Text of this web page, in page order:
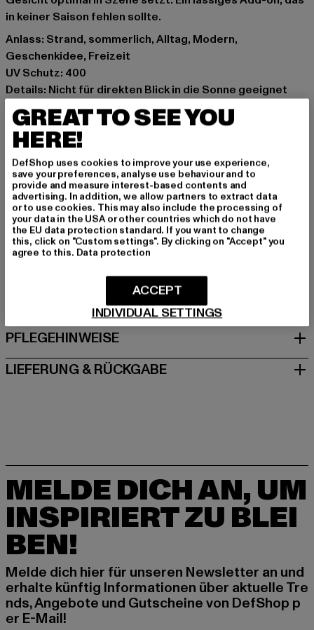
in keiner Saison fehlen sollte.
Anlass: Strand, sommerlich, Alltag, Modern,
Geschenkidee, Freizeit
UV Schutz: 400
Details: Nicht für direkten Blick in die Sonne geeignet
Marke: Urban Classics
Kat.: Accessoires
Farbe: silberfarben
Hersteller Farbe: silver/silver
Materialzusammensetzung: 100% Rostfreier Stahl
Art.Nr: TB5171-03728
Hersteller: TB International GmbH |info@tbint.de
Dr.-Robert-Murjahn-Straße 7 | 64372 Ober-Ramstadt |
DE
GRÖSSE & PASSFORM
PFLEGEHINWEISE
LIEFERUNG & RÜCKGABE
MELDE DICH AN, UM
INSPIRIERT ZU BLEI
BEN!
Melde dich hier für unseren Newsletter an und
erhalte künftig Informationen über aktuelle Tre
nds, Angebote und Gutscheine von DefShop p
er E-Mail!
GREAT TO SEE YOU
HERE!
DefShop uses cookies to improve your use experience,
save your preferences, analyse use behaviour and to
provide and measure interest-based contents and
advertising. In addition, we allow partners to extract data
or to use cookies. This may also include the processing of
your data in the USA or other countries which do not have
the EU data protection standard. If you want to change
this, click on "Custom settings". By clicking on "Accept" you
agree to this. Data protection
INDIVIDUAL SETTINGS
ACCEPT